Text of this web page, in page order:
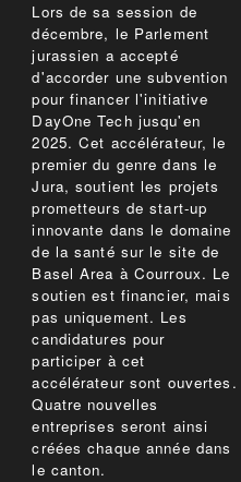
Lors de sa session de
décembre, le Parlement
jurassien a accepté
d'accorder une subvention
pour financer l'initiative
DayOne Tech jusqu'en
2025. Cet accélérateur, le
premier du genre dans le
Jura, soutient les projets
prometteurs de start-up
innovante dans le domaine
de la santé sur le site de
Basel Area à Courroux. Le
soutien est financier, mais
pas uniquement. Les
candidatures pour
participer à cet
accélérateur sont ouvertes.
Quatre nouvelles
entreprises seront ainsi
créées chaque année dans
le canton.